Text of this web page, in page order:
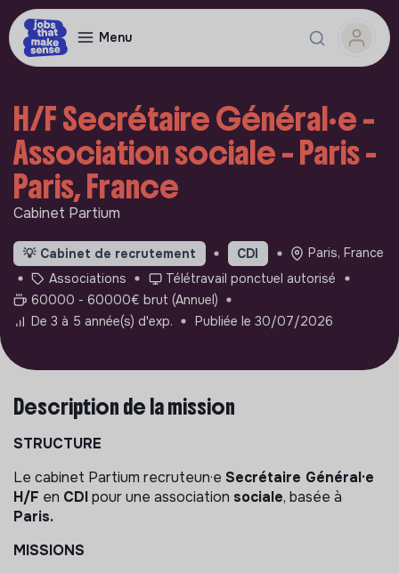
Menu
H/F Secrétaire Général·e –
Association sociale – Paris -
Paris, France
Cabinet Partium
💡 Cabinet de recrutement CDI
Paris, France
Associations
Télétravail ponctuel autorisé
60000 - 60000€ brut (Annuel)
De 3 à 5 année(s) d'exp.
Publiée le 30/07/2026
Description de la mission
STRUCTURE
Le cabinet Partium recruteun·e Secrétaire Général·e
H/F en CDIpour une association sociale, basée à
Paris.
MISSIONS